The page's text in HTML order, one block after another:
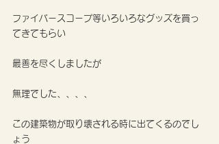
ファイバースコープ等いろいろなグッズを買っ
てきてもらい
最善を尽くしましたが
無理でした、、、、
この建築物が取り壊される時に出てくるのでし
ょう